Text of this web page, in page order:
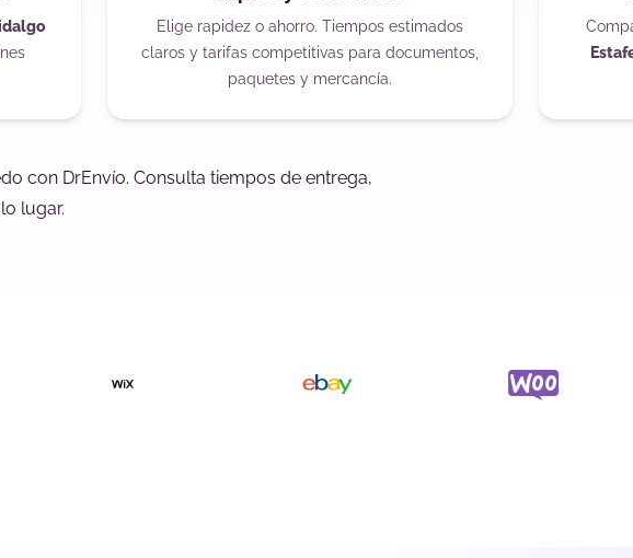
Elige rapidez o ahorro. Tiempos estimados
claros y tarifas competitivas para documentos,
paquetes y mercancía.
con DrEnvío. Consulta tiempos de entrega,
lugar.